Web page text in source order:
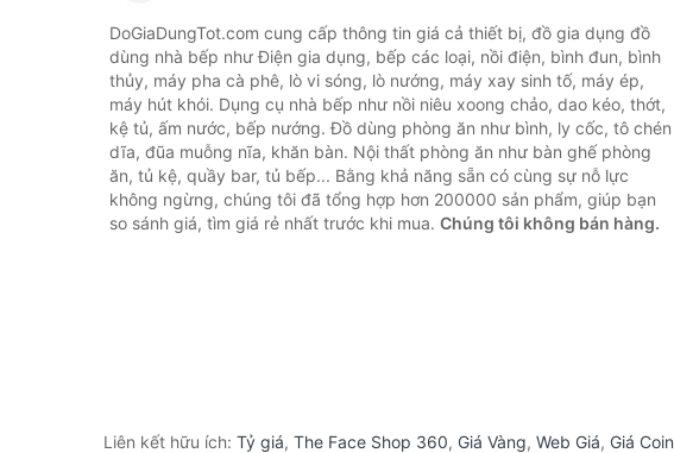
DoGiaDungTot.com cung cấp thông tin giá cả thiết bị, đồ gia dụng đồ
dùng nhà bếp như Điện gia dụng, bếp các loại, nồi điện, bình đun, bình
thủy, máy pha cà phê, lò vi sóng, lò nướng, máy xay sinh tố, máy ép,
máy hút khói. Dụng cụ nhà bếp như nồi niêu xoong chảo, dao kéo, thớt,
kệ tủ, ấm nước, bếp nướng. Đồ dùng phòng ăn như bình, ly cốc, tô chén
dĩa, đũa muỗng nĩa, khăn bàn. Nội thất phòng ăn như bàn ghế phòng
ăn, tủ kệ, quầy bar, tủ bếp... Bằng khả năng sẵn có cùng sự nỗ lực
không ngừng, chúng tôi đã tổng hợp hơn 200000 sản phẩm, giúp bạn
so sánh giá, tìm giá rẻ nhất trước khi mua. Chúng tôi không bán hàng.
Liên kết hữu ích: Tỷ giá, The Face Shop 360, Giá Vàng, Web Giá, Giá Coin